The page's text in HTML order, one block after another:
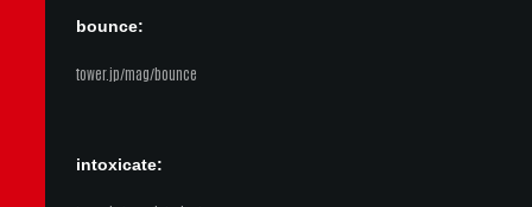
bounce:
tower.jp/mag/bounce
intoxicate: